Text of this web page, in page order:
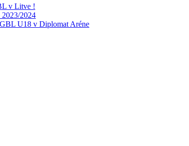
v Litve !
2024
U18 v Diplomat Aréne